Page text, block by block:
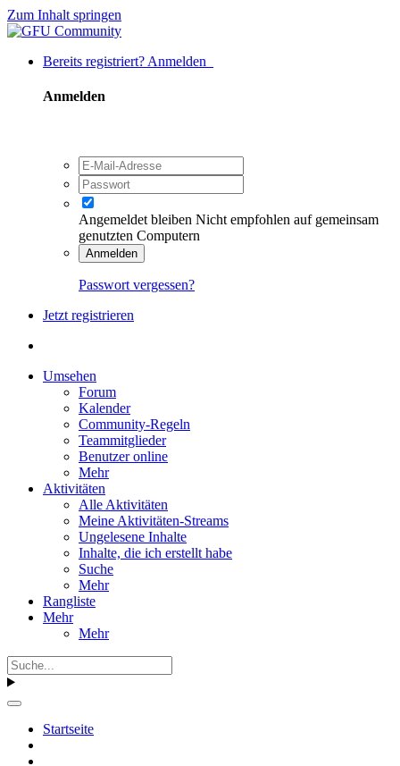
Zum Inhalt springen
Bereits registriert? Anmelden
Anmelden
Angemeldet bleiben Nicht empfohlen auf gemeinsam
genutzten Computern
Anmelden
Passwort vergessen?
Jetzt registrieren
Umsehen
Forum
Kalender
Community-Regeln
Teammitglieder
Benutzer online
Mehr
Aktivitäten
Alle Aktivitäten
Meine Aktivitäten-Streams
Ungelesene Inhalte
Inhalte, die ich erstellt habe
Suche
Mehr
Rangliste
Mehr
Mehr
Startseite